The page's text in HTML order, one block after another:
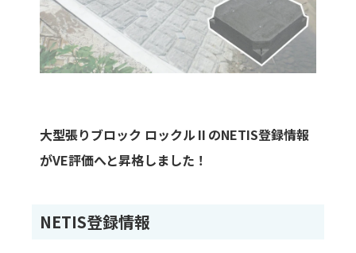
大型張りブロック ロックルⅡのNETIS登録情報
がVE評価へと昇格しました！
NETIS登録情報